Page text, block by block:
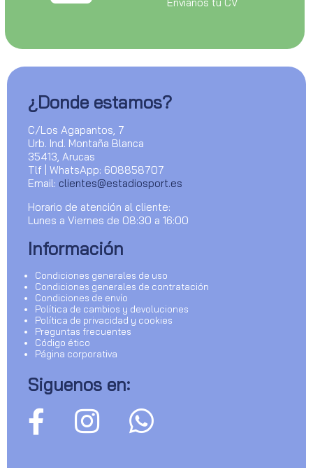
¿Donde estamos?
C/Los Agapantos, 7
Urb. Ind. Montaña Blanca
35413, Arucas
Tlf | WhatsApp: 608858707
Email: clientes@estadiosport.es
Horario de atención al cliente:
Lunes a Viernes de 08:30 a 16:00
Información
Condiciones generales de uso
Condiciones generales de contratación
Condiciones de envío
Política de cambios y devoluciones
Política de privacidad y cookies
Preguntas frecuentes
Código ético
Página corporativa
Siguenos en: